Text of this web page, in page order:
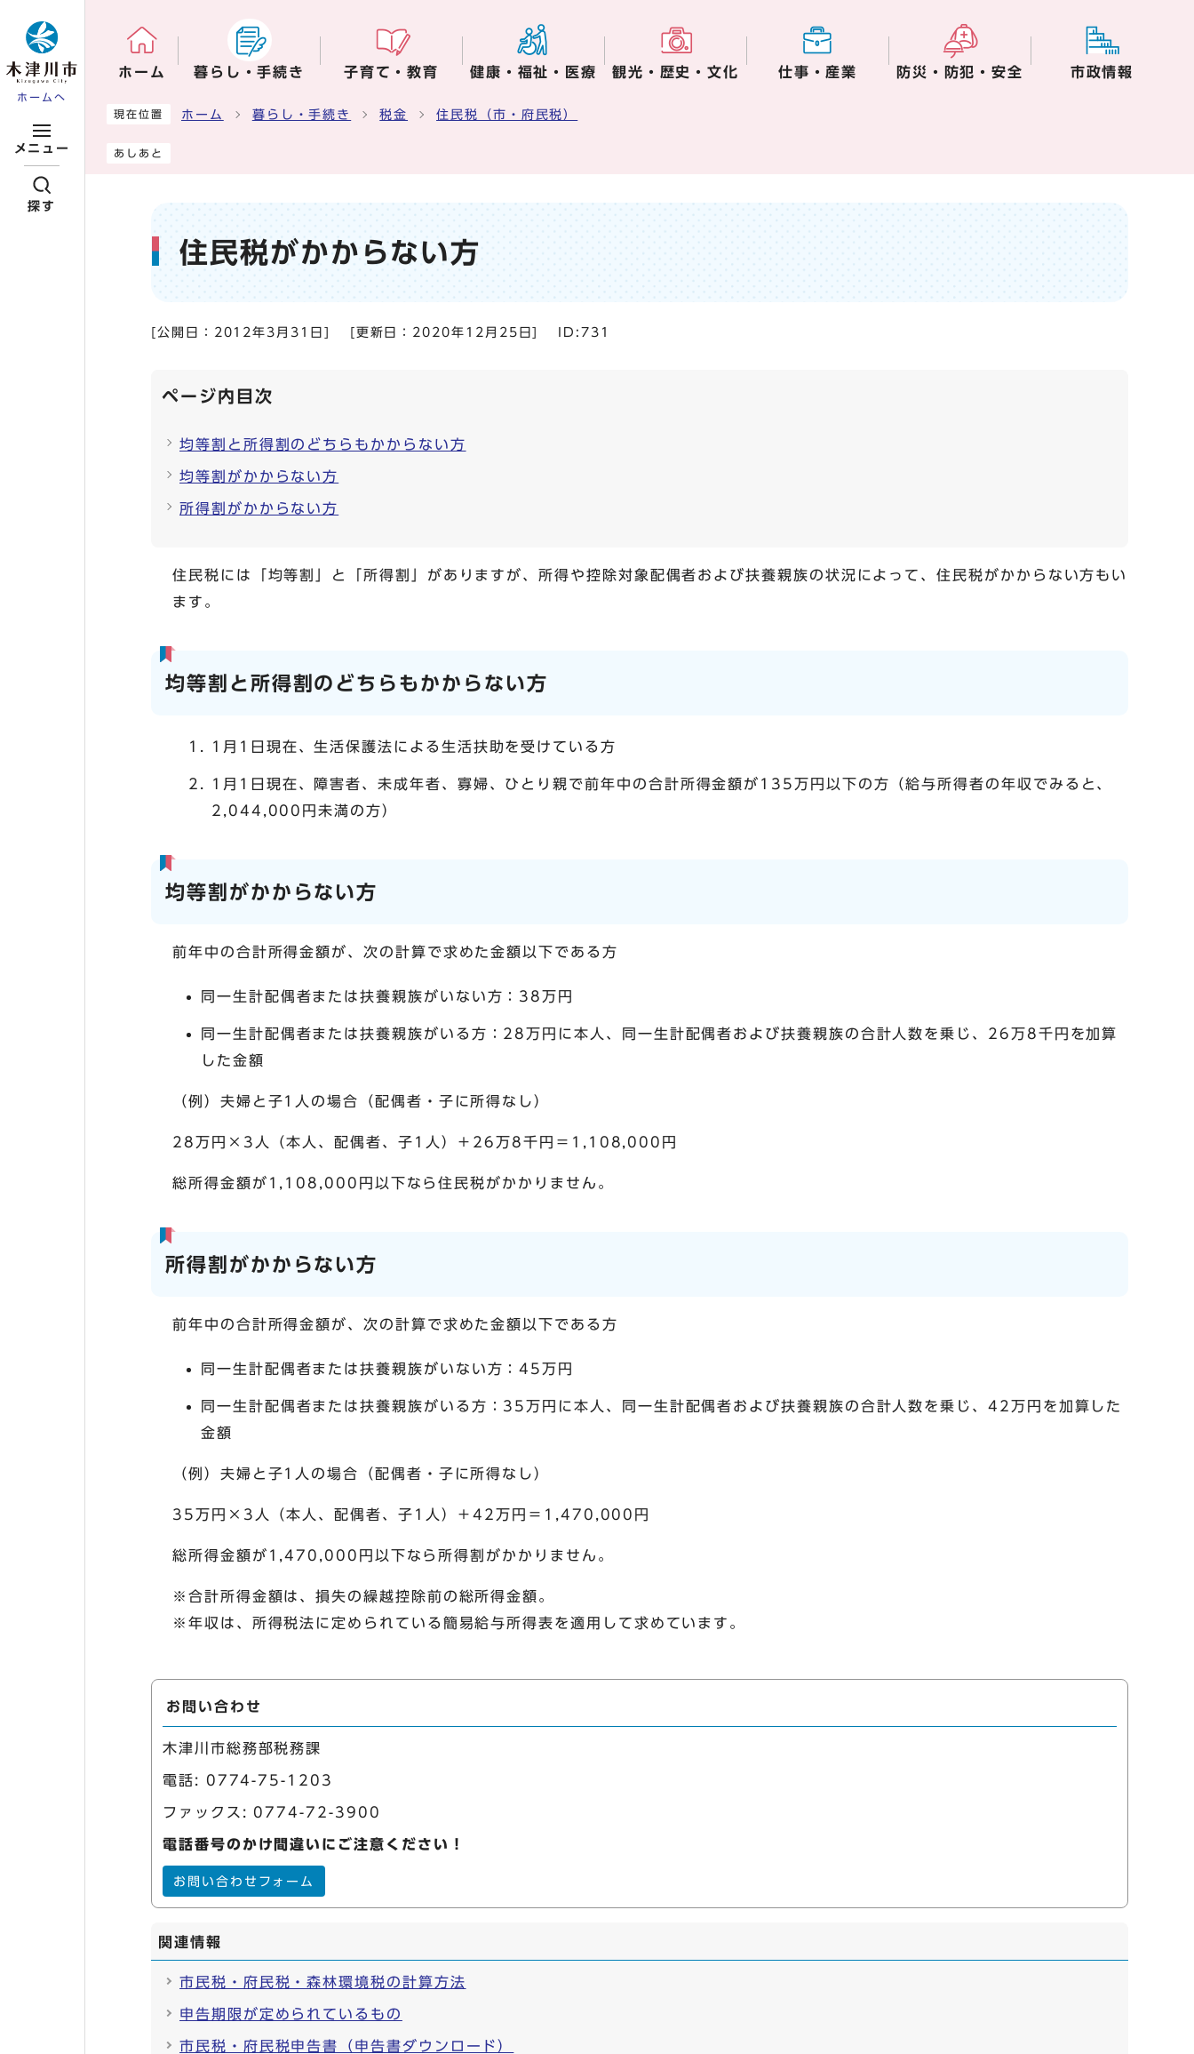
ホームへ
メニュー
探す
ホーム 暮らし・手続き 子育て・教育 健康・福祉・医療 観光・歴史・文化 仕事・産業 防災・防犯・安全 市政情報
ここから本文です
現在位置 ホーム 暮らし・手続き 税金 住民税（市・府民税）
あしあと
住民税がかからない方
[公開日： 2012年3月31日 [更新日： 2020年12月25日 ID:731
ページ内目次
均等割と所得割のどちらもかからない方
均等割がかからない方
所得割がかからない方
住民税には「均等割」と「所得割」がありますが、所得や控除対象配偶者および扶養親族の状況によって、住民税がかからない方もい
ます。
均等割と所得割のどちらもかからない方
1月1日現在、生活保護法による生活扶助を受けている方
1月1日現在、障害者、未成年者、寡婦、ひとり親で前年中の合計所得金額が135万円以下の方（給与所得者の年収でみると、
2,044,000円未満の方）
均等割がかからない方
前年中の合計所得金額が、次の計算で求めた金額以下である方
同一生計配偶者または扶養親族がいない方：38万円
同一生計配偶者または扶養親族がいる方：28万円に本人、同一生計配偶者および扶養親族の合計人数を乗じ、26万8千円を加算
した金額
（例）夫婦と子1人の場合（配偶者・子に所得なし）
28万円×3人（本人、配偶者、子1人）＋26万8千円＝1,108,000円
総所得金額が1,108,000円以下なら住民税がかかりません。
所得割がかからない方
前年中の合計所得金額が、次の計算で求めた金額以下である方
同一生計配偶者または扶養親族がいない方：45万円
同一生計配偶者または扶養親族がいる方：35万円に本人、同一生計配偶者および扶養親族の合計人数を乗じ、42万円を加算した
金額
（例）夫婦と子1人の場合（配偶者・子に所得なし）
35万円×3人（本人、配偶者、子1人）＋42万円＝1,470,000円
総所得金額が1,470,000円以下なら所得割がかかりません。
※合計所得金額は、損失の繰越控除前の総所得金額。
※年収は、所得税法に定められている簡易給与所得表を適用して求めています。
お問い合わせ
木津川市総務部税務課
電話: 0774-75-1203
ファックス: 0774-72-3900
電話番号のかけ間違いにご注意ください！
お問い合わせフォーム
関連情報
市民税・府民税・森林環境税の計算方法
申告期限が定められているもの
市民税・府民税申告書（申告書ダウンロード）